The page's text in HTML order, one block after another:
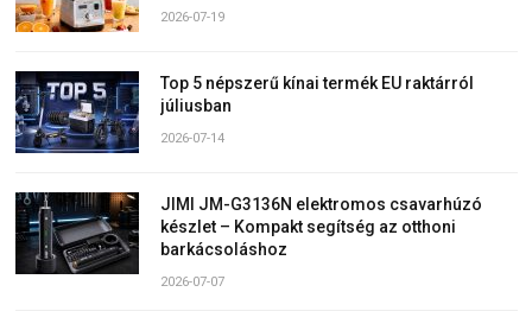
2026-07-19
Top 5 népszerű kínai termék EU raktárról
júliusban
2026-07-14
JIMI JM-G3136N elektromos csavarhúzó
készlet – Kompakt segítség az otthoni
barkácsoláshoz
2026-07-07